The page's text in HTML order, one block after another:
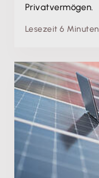
Privatvermögen.
Lesezeit 6 Minuten